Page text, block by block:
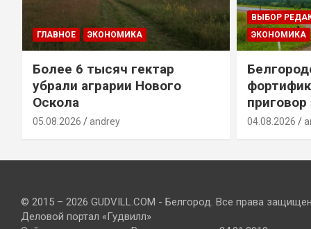
ГЛАВНОЕ ЭКОНОМИКА
Более 6 тысяч гектар
убрали аграрии Нового
Оскола
05.08.2026 andrey
ВЫБОР
ЭКОНОМИКА
04.08.2026
© 2015 – 2026 GUDVILL.COM - Белгород. Все права
Деловой портал «Гудвилл»